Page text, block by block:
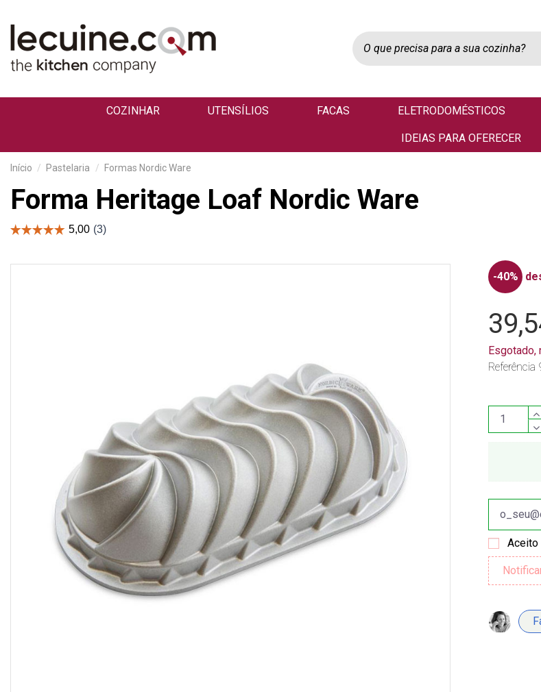
COZINHAR UTENSÍLIOS FACAS ELETRODOMÉSTICOS
IDEIAS PARA OFERECER
Início Pastelaria Formas Nordic Ware
Forma Heritage Loaf Nordic Ware
-40%
Esgotado,
Referência